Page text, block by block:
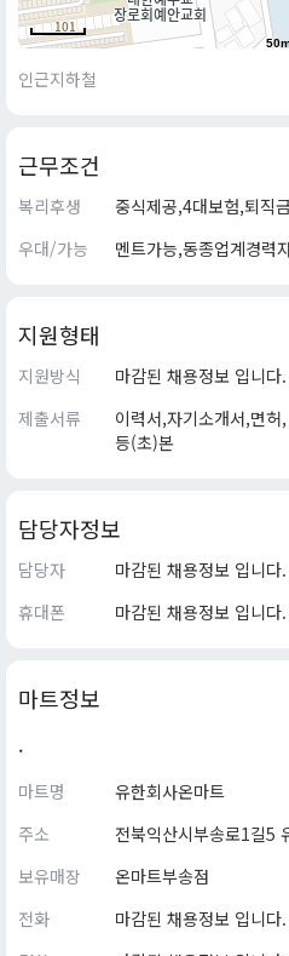
인근지하철
근무조건
복리후생
중식제공,4대보험,퇴직
우대/가능
멘트가능,동종업계경력
지원형태
지원방식
마감된 채용정보 입니다.
제출서류
이력서,자기소개서,면
등(초)본
담당자정보
담당자
마감된 채용정보 입니다.
휴대폰
마감된 채용정보 입니다.
마트정보
.
마트명
유한회사온마트
주소
전북익산시부송로1길5
보유매장
온마트부송점
전화
마감된 채용정보 입니다.